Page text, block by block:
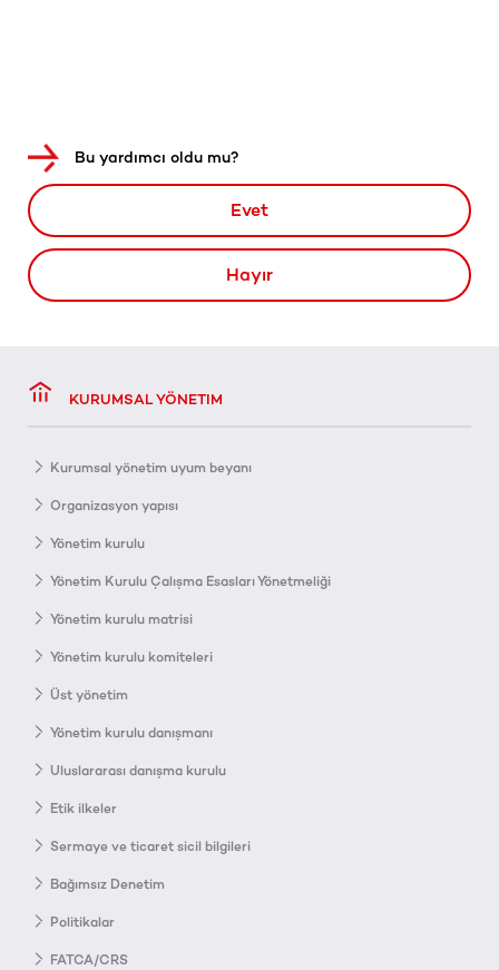
Bu yardımcı oldu mu?
Evet
Hayır
KURUMSAL YÖNETIM
Kurumsal yönetim uyum beyanı
Organizasyon yapısı
Yönetim kurulu
Yönetim Kurulu Çalışma Esasları Yönetmeliği
Yönetim kurulu matrisi
Yönetim kurulu komiteleri
Üst yönetim
Yönetim kurulu danışmanı
Uluslararası danışma kurulu
Etik ilkeler
Sermaye ve ticaret sicil bilgileri
Bağımsız Denetim
Politikalar
FATCA/CRS